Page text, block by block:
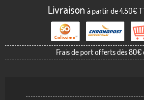
Livraison à partir de 4,50€
Frais de port offerts dès 80€